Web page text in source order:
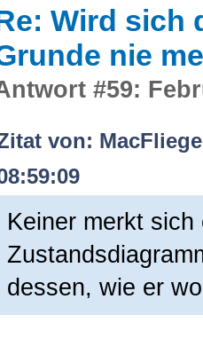
Wird sich
nie
#59:
von:
Keiner merkt
dessen, wie er